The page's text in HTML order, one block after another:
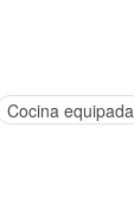
Cocina equipada